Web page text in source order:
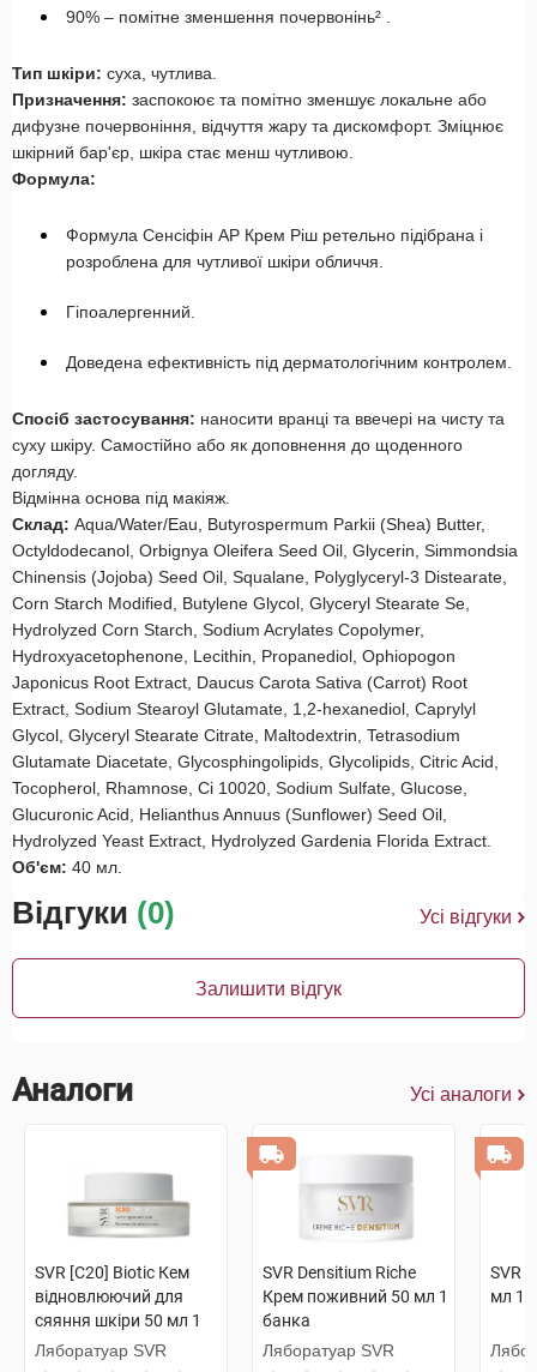
90% – помітне зменшення почервонінь² .
Тип шкіри: суха, чутлива.
Призначення: заспокоює та помітно зменшує локальне або
дифузне почервоніння, відчуття жару та дискомфорт. Зміцнює
шкірний бар'єр, шкіра стає менш чутливою.
Формула:
Формула Сенсіфін АР Крем Ріш ретельно підібрана і
розроблена для чутливої шкіри обличчя.
Гіпоалергенний.
Доведена ефективність під дерматологічним контролем.
Спосіб застосування: наносити вранці та ввечері на чисту та
суху шкіру. Самостійно або як доповнення до щоденного
догляду.
Відмінна основа під макіяж.
Склад: Aqua/Water/Eau, Butyrospermum Parkii (Shea) Butter,
Octyldodecanol, Orbignya Oleifera Seed Oil, Glycerin, Simmondsia
Chinensis (Jojoba) Seed Oil, Squalane, Polyglyceryl-3 Distearate,
Corn Starch Modified, Butylene Glycol, Glyceryl Stearate Se,
Hydrolyzed Corn Starch, Sodium Acrylates Copolymer,
Hydroxyacetophenone, Lecithin, Propanediol, Ophiopogon
Japonicus Root Extract, Daucus Carota Sativa (Carrot) Root
Extract, Sodium Stearoyl Glutamate, 1,2-hexanediol, Caprylyl
Glycol, Glyceryl Stearate Citrate, Maltodextrin, Tetrasodium
Glutamate Diacetate, Glycosphingolipids, Glycolipids, Citric Acid,
Tocopherol, Rhamnose, Ci 10020, Sodium Sulfate, Glucose,
Glucuronic Acid, Helianthus Annuus (Sunflower) Seed Oil,
Hydrolyzed Yeast Extract, Hydrolyzed Gardenia Florida Extract.
Об'єм: 40 мл.
Відгуки (0) Усі відгуки
Залишити відгук
Аналоги Усі аналоги
SVR [C20] Biotic Кем
відновлюючий для
сяяння шкіри 50 мл 1
банка
Ляборатуар SVR
SVR Densitium Riche
Крем поживний 50 мл 1
банка
Ляборатуар SVR
SVR
мл 1